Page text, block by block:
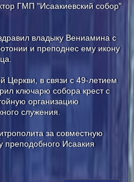
ГМП "Исаакиевский собор"
владыку Вениамина с
и преподнес ему икону
Церкви, в связи с 49-летием
ключарю собора крест с
организацию
служения.
за совместную
преподобного Исаакия